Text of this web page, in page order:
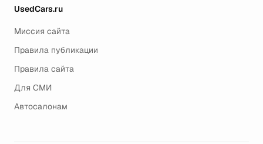
UsedCars.ru
Миссия сайта
Правила публикации
Правила сайта
Для СМИ
Автосалонам